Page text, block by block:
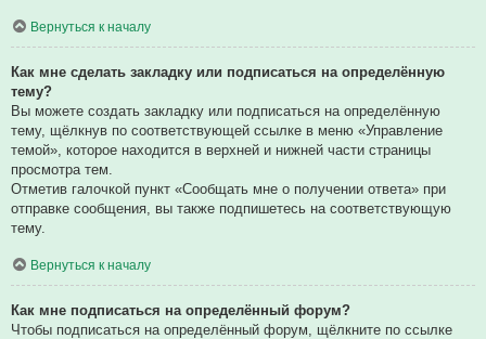
Вернуться к началу
Как мне сделать закладку или подписаться на определённую
тему?
Вы можете создать закладку или подписаться на определённую
тему, щёлкнув по соответствующей ссылке в меню «Управление
темой», которое находится в верхней и нижней части страницы
просмотра тем.
Отметив галочкой пункт «Сообщать мне о получении ответа» при
отправке сообщения, вы также подпишетесь на соответствующую
тему.
Вернуться к началу
Как мне подписаться на определённый форум?
Чтобы подписаться на определённый форум, щёлкните по ссылке